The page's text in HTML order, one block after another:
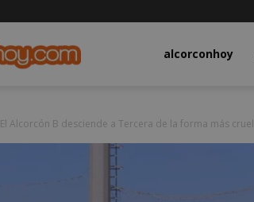
alcorconhoy.comalcorconhoy
El Alcorcón B desciende a Tercera de la forma más cruel